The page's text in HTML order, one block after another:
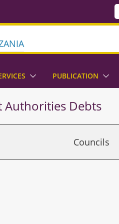
PUBLICATION
Authorities Debts
Councils